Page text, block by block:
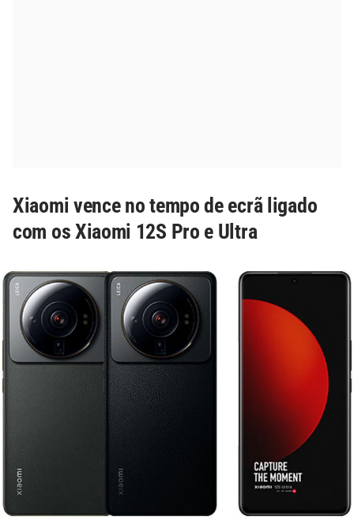
Xiaomi vence no tempo de ecrã ligado
com os Xiaomi 12S Pro e Ultra